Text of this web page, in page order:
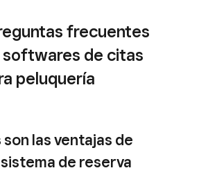
frecuentes
softwares de citas
peluquería
son las ventajas de
de reserva